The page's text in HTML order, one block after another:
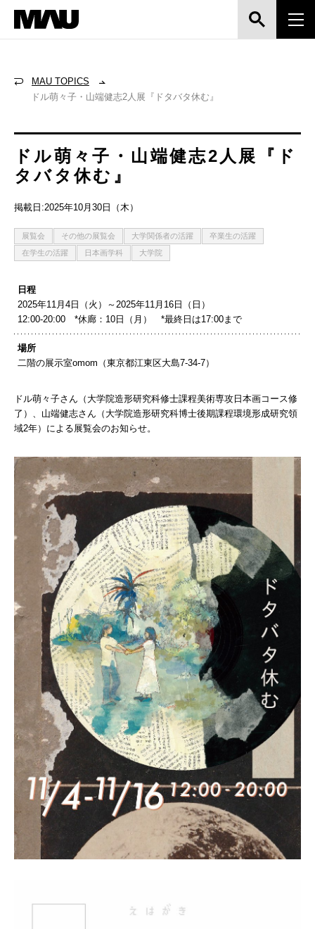
MAU TOPICS
ドル萌々子・山端健志2人展『ドタバタ休む』
ドル萌々子・山端健志2人展『ド
タバタ休む』
掲載日:2025年10月30日（木）
展覧会 その他の展覧会 大学関係者の活躍
卒業生の活躍
在学生の活躍
日本画学科 大学院
日程
2025年11月4日（火）～2025年11月16日（日）
12:00-20:00 *休廊：10日（月） *最終日は17:00まで
場所
二階の展示室omom（東京都江東区大島7-34-7）
ドル萌々子さん（大学院造形研究科修士課程美術専攻日本画コース修
了）、山端健志さん（大学院造形研究科博士後期課程環境形成研究領
域2年）による展覧会のお知らせ。